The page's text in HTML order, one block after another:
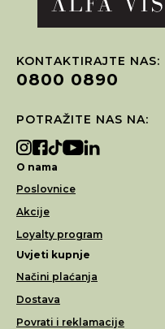
KONTAKTIRAJTE NAS:
0800 0890
POTRAŽITE NAS NA:
O nama
Poslovnice
Akcije
Loyalty program
Uvjeti kupnje
Načini plaćanja
Dostava
Povrati i reklamacije